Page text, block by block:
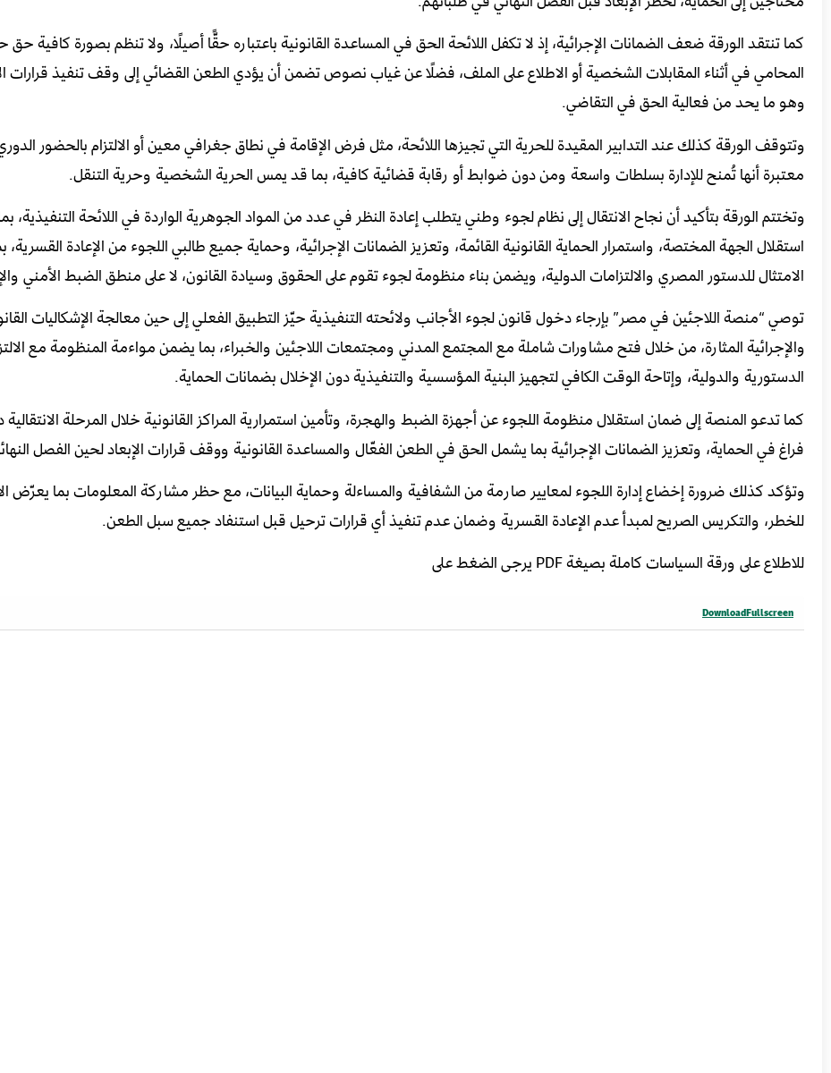
كما تنتقد الورقة ضعف الضمانات الإجرائية، إذ لا تكفل اللائحة الحق في المساعدة القانونية باعتباره حقًّا أصيلًا، ولا تنظم بصورة كافية
المحامي في أثناء المقابلات الشخصية أو الاطلاع على الملف، فضلًا عن غياب نصوص تضمن أن يؤدي الطعن القضائي إلى وقف تنفيذ قرارات
وهو ما يحد من فعالية الحق في التقاضي.
وتتوقف الورقة كذلك عند التدابير المقيدة للحرية التي تجيزها اللائحة، مثل فرض الإقامة في نطاق جغرافي معين أو الالتزام بالحضور
معتبرة أنها تُمنح للإدارة بسلطات واسعة ومن دون ضوابط أو رقابة قضائية كافية، بما قد يمس الحرية الشخصية وحرية التنقل.
وتختتم الورقة بتأكيد أن نجاح الانتقال إلى نظام لجوء وطني يتطلب إعادة النظر في عدد من المواد الجوهرية الواردة في اللائحة التنفيذية،
استقلال الجهة المختصة، واستمرار الحماية القانونية القائمة، وتعزيز الضمانات الإجرائية، وحماية جميع طالبي اللجوء من الإعادة
الامتثال للدستور المصري والالتزامات الدولية، ويضمن بناء منظومة لجوء تقوم على الحقوق وسيادة القانون، لا على منطق الضبط الأمني
توصي “منصة اللاجئين في مصر” بإرجاء دخول قانون لجوء الأجانب ولائحته التنفيذية حيّز التطبيق الفعلي إلى حين معالجة الإشكاليات
والإجرائية المثارة، من خلال فتح مشاورات شاملة مع المجتمع المدني ومجتمعات اللاجئين والخبراء، بما يضمن مواءمة المنظومة مع
الدستورية والدولية، وإتاحة الوقت الكافي لتجهيز البنية المؤسسية والتنفيذية دون الإخلال بضمانات الحماية.
كما تدعو المنصة إلى ضمان استقلال منظومة اللجوء عن أجهزة الضبط والهجرة، وتأمين استمرارية المراكز القانونية خلال المرحلة
فراغ في الحماية، وتعزيز الضمانات الإجرائية بما يشمل الحق في الطعن الفعّال والمساعدة القانونية ووقف قرارات الإبعاد لحين الفصل
وتؤكد كذلك ضرورة إخضاع إدارة اللجوء لمعايير صارمة من الشفافية والمساءلة وحماية البيانات، مع حظر مشاركة المعلومات بما يعرّض
للخطر، والتكريس الصريح لمبدأ عدم الإعادة القسرية وضمان عدم تنفيذ أي قرارات ترحيل قبل استنفاد جميع سبل الطعن.
للاطلاع على ورقة السياسات كاملة بصيغة PDF يرجى الضغط على
Fullscreen
Download